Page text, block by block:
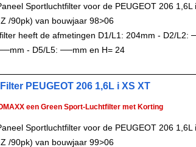
Sportluchtfilter voor de PEUGEOT 206 1,6L
/90pk) van bouwjaar 98>06
heeft de afmetingen D1/L1: 204mm - D2/L2:
- D5/L5: ──mm en H= 24
PEUGEOT 206 1,6L i XS XT
een Green Sport-Luchtfilter met Korting
Sportluchtfilter voor de PEUGEOT 206 1,6L
/90pk) van bouwjaar 99>06